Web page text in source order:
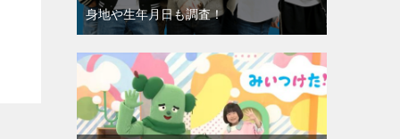
身地や生年月日も調査！